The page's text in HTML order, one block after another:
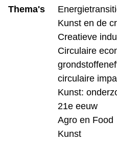
Thema's
Kunst en de
Creatieve
Circulaire
circulaire
Kunst:
21e eeuw
Agro en Food
Kunst